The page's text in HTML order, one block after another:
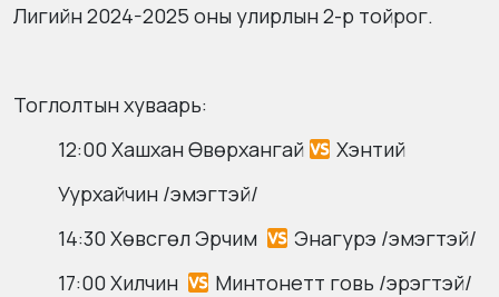
Лигийн 2024-2025 оны улирлын 2-р тойрог.
Тоглолтын хуваарь:
12:00 Хашхан Өвөрхангай
Хэнтий
Уурхайчин /эмэгтэй/
14:30 Хөвсгөл Эрчим
Энагурэ /эмэгтэй/
17:00 Хилчин
Минтонетт говь /эрэгтэй/